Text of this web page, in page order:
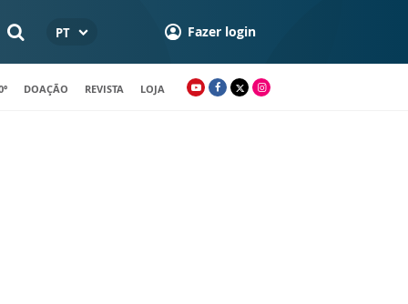
PT Fazer login
DOAÇÃO REVISTA LOJA